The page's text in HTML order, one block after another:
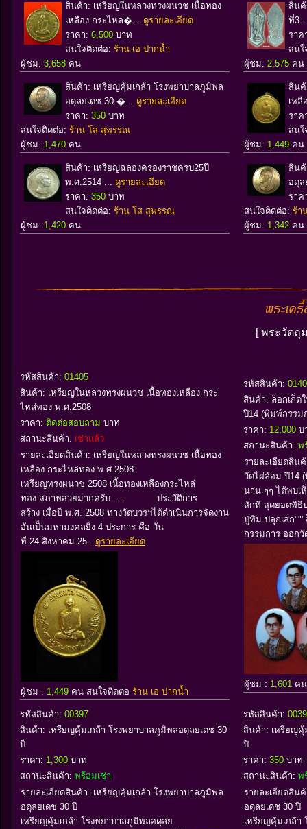
สินค้า: เหรียญในหลวงทรงผนวช เนื้อทอง
เหลือง กระไหล�... ดูรายละเอียด
ราคา: 6,500 บาท
สนใจติดต่อ: ร้าน เอ ปากน้ำ
ผู้ชม: 3,658 คน
สินค้
ที่
รา
สน
ผู้ชม: 2,575 คน
สินค้า: เหรียญคุ้มเกล้า โรงพยาบาลภูมิพล
อดุลยเดช 30 �... ดูรายละเอียด
ราคา: 350 บาท
สนใจติดต่อ: ร้าน โส สุพรรณ
ผู้ชม: 1,470 คน
สินค้
เห
รา
สน
ผู้ชม: 1,449 คน
สินค้า: เหรียญฉลองครองราชครบ25ปี
พ.ศ.2514 ... ดูรายละเอียด
ราคา: 350 บาท
สนใจติดต่อ: ร้าน โส สุพรรณ
ผู้ชม: 1,420 คน
สินค้
อดุ
รา
สนใจติดต่อ: ร้า
ผู้ชม: 1,342 คน
[ พระวัตถุ
รหัสสินค้า: 01405
สินค้า: เหรียญในหลวงทรงผนวช เนื้อทองเหลือง กระ
ไหล่ทอง พ.ศ.2508
ราคา: ติดต่อสอบถาม บาท
สถานะสินค้า: เช่าแล้ว
รายละเอียดสินค้า: เหรียญในหลวงทรงผนวช เนื้อทอง
เหลือง กระไหล่ทอง พ.ศ.2508
เหรียญทรงผนวช 2508 เนื้อทองเหลืองกระไหล่
ทอง สภาพสวยมากครับ...... ประวัติการ
สร้าง เมื่อปี พ.ศ. 2508 ทางวัดบวรฯได้ดำเนินการจัดงาน
อันเป็นมหามงคลยิ่ง 4 ประการ คือ วัน
ที่ 24 สิงหาคม 25...ดูรายละเอียด
ผู้ชม : 1,449 คน สนใจติดต่อ ร้าน เอ ปากน้ำ
รหัสสินค้า:
สินค้า: ล็อกเก็ต
ปี14 (พิมพ์กรรม
ราคา: 12,000 บ
สถานะสินค้า: พ
รายละเอียดสิน
วัดไผ่ล้อม ปี14
นาน ๆๆ ได้พบเ
สักที สุดยอดพิธี
ปู่ทิม ปลุกเสก
กรรมการ ออก
ผู้ชม : 1,601 ค
รหัสสินค้า: 00397
สินค้า: เหรียญคุ้มเกล้า โรงพยาบาลภูมิพลอดุลยเดช 30
ปี
ราคา: 1,300 บาท
สถานะสินค้า: พร้อมเช่า
รายละเอียดสินค้า: เหรียญคุ้มเกล้า โรงพยาบาลภูมิพล
อดุลยเดช 30 ปี
เหรียญคุ้มเกล้า โรงพยาบาลภูมิพลอดุลย
รหัสสินค้า:
สินค้า: เหรียญคุ้
ปี
ราคา: 350 บาท
สถานะสินค้า: พ
รายละเอียดสิน
อดุลยเดช 30 ปี
เหรียญคุ้มเกล้า